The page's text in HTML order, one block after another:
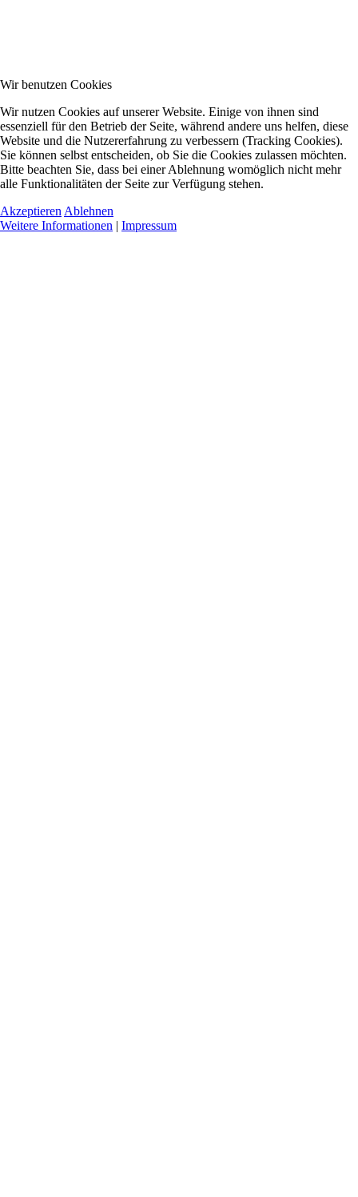
Wir benutzen Cookies
Wir nutzen Cookies auf unserer Website. Einige von ihnen sind
essenziell für den Betrieb der Seite, während andere uns helfen, diese
Website und die Nutzererfahrung zu verbessern (Tracking Cookies).
Sie können selbst entscheiden, ob Sie die Cookies zulassen möchten.
Bitte beachten Sie, dass bei einer Ablehnung womöglich nicht mehr
alle Funktionalitäten der Seite zur Verfügung stehen.
Akzeptieren Ablehnen
Weitere Informationen | Impressum